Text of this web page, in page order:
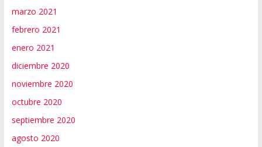
marzo 2021
febrero 2021
enero 2021
diciembre 2020
noviembre 2020
octubre 2020
septiembre 2020
agosto 2020